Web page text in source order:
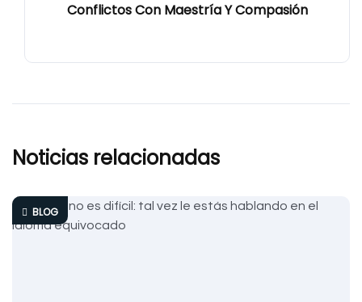
Conflictos Con Maestría Y Compasión
Noticias relacionadas
BLOG